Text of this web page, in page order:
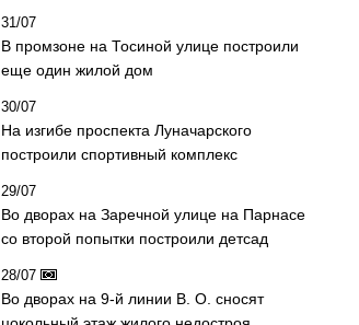
31/07
В промзоне на Тосиной улице построили
еще один жилой дом
30/07
На изгибе проспекта Луначарского
построили спортивный комплекс
29/07
Во дворах на Заречной улице на Парнасе
со второй попытки построили детсад
28/07
Во дворах на 9-й линии В. О. сносят